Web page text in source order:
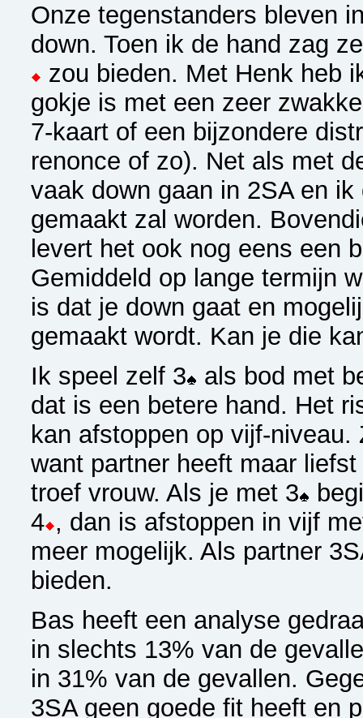
Onze tegenstanders bleven
down. Toen ik de hand zag
zou bieden. Met Henk heb
gokje is met een zeer
7-kaart of een bijzondere
renonce of zo). Net als met
vaak down gaan in 2SA en ik
gemaakt zal worden.
levert het ook nog eens een
Gemiddeld op lange termijn
is dat je down gaat en
gemaakt wordt. Kan je die
Ik speel zelf 3
als bod met
dat is een betere hand. Het
kan afstoppen op vijf-
want partner heeft maar
troef vrouw. Als je met 3
4 , dan is afstoppen in vijf
meer mogelijk. Als partner
bieden.
Bas heeft een analyse
in slechts 13% van de
in 31% van de gevallen.
3SA geen goede fit heeft en